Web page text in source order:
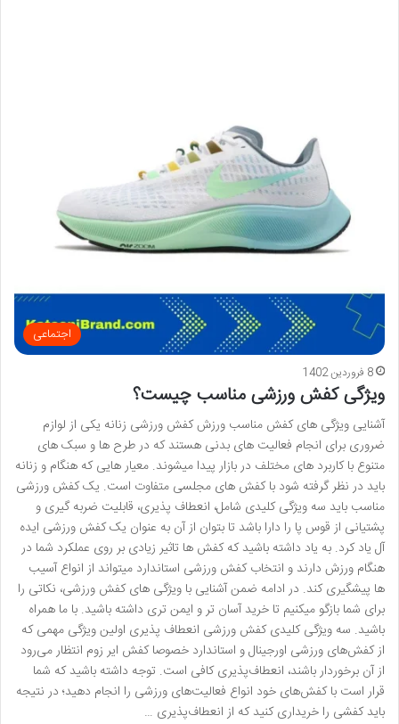
اجتماعی
8 فروردین 1402
ویژگی کفش ورزشی مناسب چیست؟
آشنایی ویژگی های کفش مناسب ورزش کفش ورزشی زنانه یکی از لوازم
ضروری برای انجام فعالیت های بدنی هستند که در طرح ها و سبک های
متنوع با کاربرد های مختلف در بازار پیدا میشوند. معیار هایی که هنگام و زنانه
باید در نظر گرفته شود با کفش های مجلسی متفاوت است. یک کفش ورزشی
مناسب باید سه ویژگی کلیدی شامل، انعطاف پذیری، قابلیت ضربه گیری و
پشتیانی از قوس پا را دارا باشد تا بتوان از آن به عنوان یک کفش ورزشی ایده
آل یاد کرد. به یاد داشته باشید که کفش ها تاثیر زیادی بر روی عملکرد شما در
هنگام ورزش دارند و انتخاب کفش ورزشی استاندارد میتواند از انواع آسیب
ها پیشگیری کند. در ادامه ضمن آشنایی با ویژگی های کفش ورزشی، نکاتی را
برای شما بازگو میکنیم تا خرید آسان تر و ایمن تری داشته باشید. با ما همراه
باشید. سه ویژگی کلیدی کفش ورزشی انعطاف پذیری اولین ویژگی مهمی که
از کفش‌های ورزشی اورجینال و استاندارد خصوصا کفش ایر زوم انتظار می‌رود
از آن برخوردار باشند، انعطاف‎‌پذیری کافی است. توجه داشته باشید که شما
قرار است با کفش‌های خود انواع فعالیت‌های ورزشی را انجام دهید؛ در نتیجه
باید کفشی را خریداری کنید که از انعطاف‌پذیری …